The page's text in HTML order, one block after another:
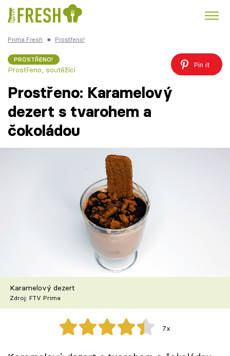
Česká kuchyně
Témata
Speciál: Cuketa
Těhotnej kuchař
Prima Fresh ■ Prostřeno!
PROSTŘENO!
Prostřeno, soutěžící
Pin it
Prostřeno: Karamelový
dezert s tvarohem a
čokoládou
Karamelový dezert
Zdroj: FTV Prima
7x